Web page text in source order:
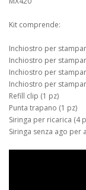
Kit comprende:
Inchiostro per
Inchiostro per
Inchiostro per
Inchiostro per
Refill clip (1 pz)
Punta trapano (1 pz)
Siringa per ricarica (4
Siringa senza ago per